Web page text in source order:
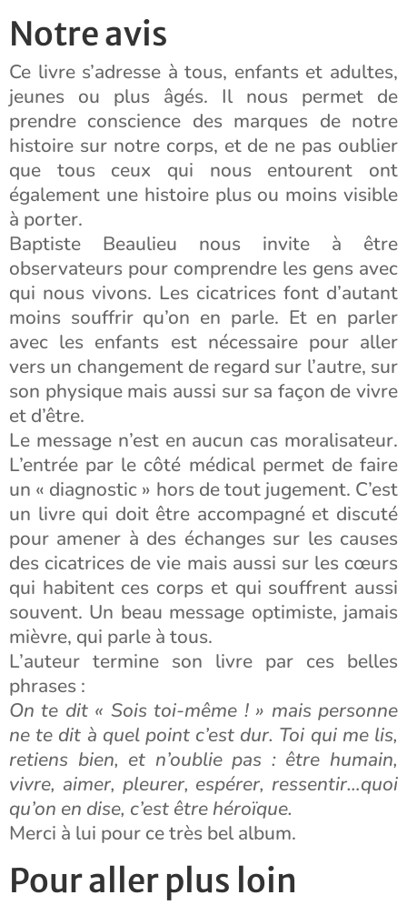
Notre avis
Ce livre s’adresse à tous, enfants et adultes,
jeunes ou plus âgés. Il nous permet de
prendre conscience des marques de notre
histoire sur notre corps, et de ne pas oublier
que tous ceux qui nous entourent ont
également une histoire plus ou moins visible
à porter.
Baptiste Beaulieu nous invite à être
observateurs pour comprendre les gens avec
qui nous vivons. Les cicatrices font d’autant
moins souffrir qu’on en parle. Et en parler
avec les enfants est nécessaire pour aller
vers un changement de regard sur l’autre, sur
son physique mais aussi sur sa façon de vivre
et d’être.
Le message n’est en aucun cas moralisateur.
L’entrée par le côté médical permet de faire
un « diagnostic » hors de tout jugement. C’est
un livre qui doit être accompagné et discuté
pour amener à des échanges sur les causes
des cicatrices de vie mais aussi sur les cœurs
qui habitent ces corps et qui souffrent aussi
souvent. Un beau message optimiste, jamais
mièvre, qui parle à tous.
L’auteur termine son livre par ces belles
phrases :
On te dit « Sois toi-même ! » mais personne
ne te dit à quel point c’est dur. Toi qui me lis,
retiens bien, et n’oublie pas : être humain,
vivre, aimer, pleurer, espérer, ressentir…quoi
qu’on en dise, c’est être héroïque.
Merci à lui pour ce très bel album.
Pour aller plus loin